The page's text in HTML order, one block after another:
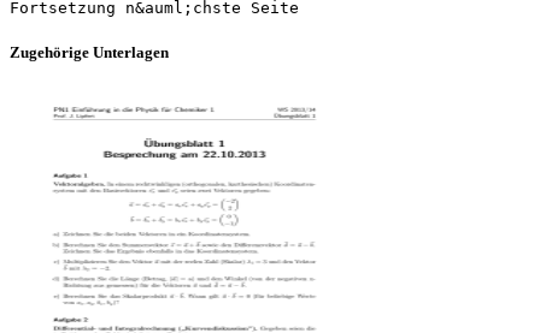
Zugehörige Unterlagen